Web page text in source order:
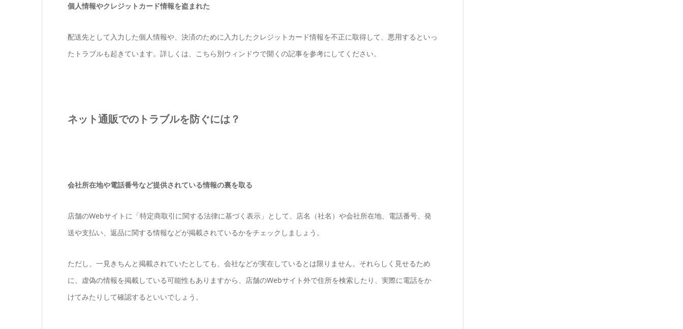
個人情報やクレジットカード情報を盗まれた
配送先として入力した個人情報や、決済のために入力したクレジットカード情報を不正に取得して、悪用するといっ
たトラブルも起きています。詳しくは、こちら別ウィンドウで開くの記事を参考にしてください。
ネット通販でのトラブルを防ぐには？
会社所在地や電話番号など提供されている情報の裏を取る
店舗のWebサイトに「特定商取引に関する法律に基づく表示」として、店名（社名）や会社所在地、電話番号、発
送や支払い、返品に関する情報などが掲載されているかをチェックしましょう。
ただし、一見きちんと掲載されていたとしても、会社などが実在しているとは限りません。それらしく見せるため
に、虚偽の情報を掲載している可能性もありますから、店舗のWebサイト外で住所を検索したり、実際に電話をか
けてみたりして確認するといいでしょう。